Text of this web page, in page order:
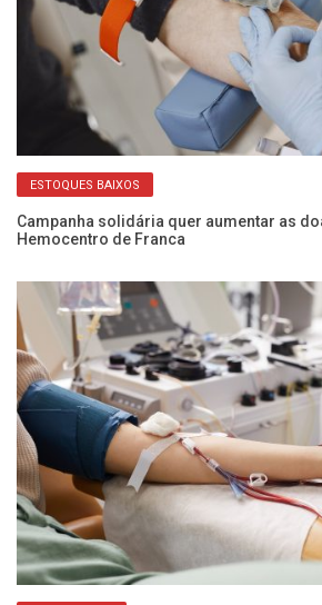
ESTOQUES BAIXOS
Campanha solidária quer aumentar as
Hemocentro de Franca